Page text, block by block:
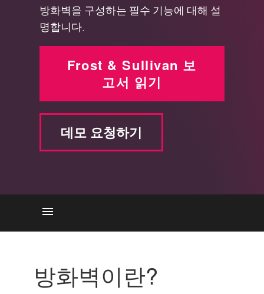
방화벽을 구성하는 필수 기능에 대해 설
명합니다.
Frost & Sullivan 보
고서 읽기
데모 요청하기
관리
방화벽이란?